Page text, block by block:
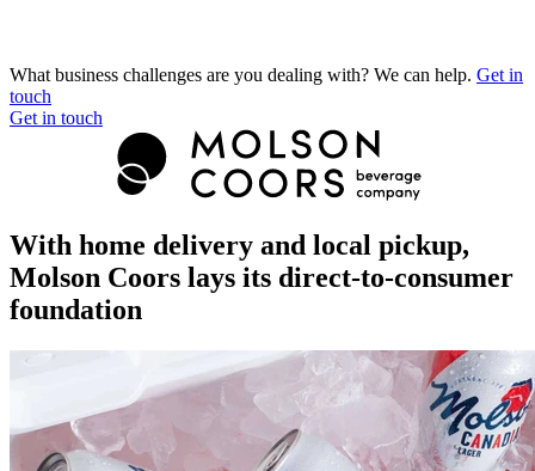
What business challenges are you dealing with? We can help. Get in
touch
Get in touch
With home delivery and local pickup,
Molson Coors lays its direct-to-consumer
foundation